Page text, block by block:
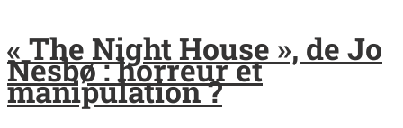
« The Night House », de Jo
Nesbø : horreur et
manipulation ?